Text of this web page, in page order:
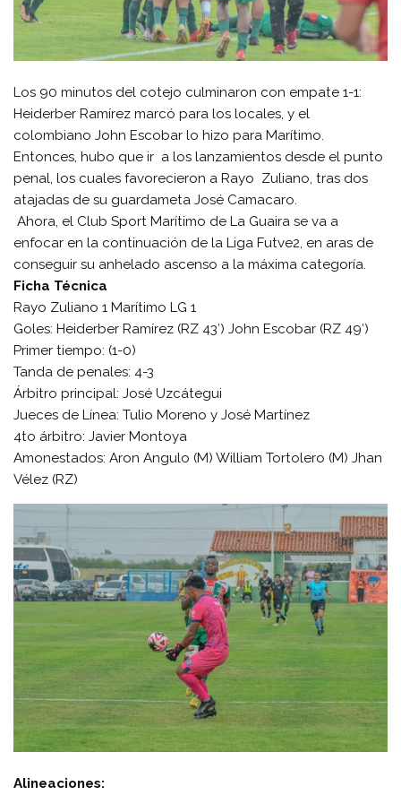
Los 90 minutos del cotejo culminaron con empate 1-1:
Heiderber Ramírez marcó para los locales, y el
colombiano John Escobar lo hizo para Marítimo.
Entonces, hubo que ir a los lanzamientos desde el punto
penal, los cuales favorecieron a Rayo Zuliano, tras dos
atajadas de su guardameta José Camacaro.
Ahora, el Club Sport Marítimo de La Guaira se va a
enfocar en la continuación de la Liga Futve2, en aras de
conseguir su anhelado ascenso a la máxima categoría.
Ficha Técnica
Rayo Zuliano 1 Marítimo LG 1
Goles: Heiderber Ramírez (RZ 43′) John Escobar (RZ 49′)
Primer tiempo: (1-0)
Tanda de penales: 4-3
Árbitro principal: José Uzcátegui
Jueces de Línea: Tulio Moreno y José Martínez
4to árbitro: Javier Montoya
Amonestados: Aron Angulo (M) William Tortolero (M) Jhan
Vélez (RZ)
Alineaciones: